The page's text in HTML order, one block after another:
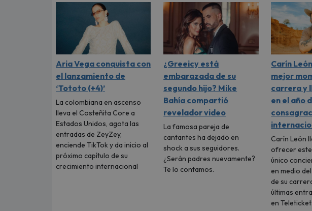
Aria Vega conquista con
el lanzamiento de
‘Tototo (+4)’
La colombiana en ascenso
lleva el Costeñita Core a
Estados Unidos, agota las
entradas de ZeyZey,
enciende TikTok y da inicio al
próximo capítulo de su
crecimiento internacional
¿Greeicy está
embarazada de su
segundo hijo? Mike
Bahía compartió
revelador video
La famosa pareja de
cantantes ha dejado en
shock a sus seguidores.
¿Serán padres nuevamente?
Te lo contamos.
Carín
mejor
carrera y
en el año
Carín León
ofrecer
único
en medio
de su
últimas
en Teleticket.